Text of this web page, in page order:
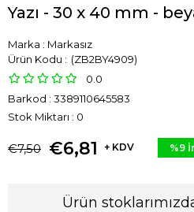
Yazı - 30 x 40 mm -
Marka : Markasız
(ZB2BY4909)
0.0
Barkod : 3389110645583
Stok Miktarı : 0
€7,50 €6,81 + KDV %9
Ürün